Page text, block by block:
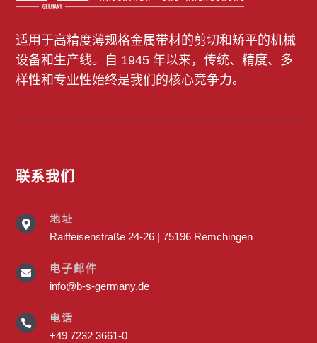
适用于高精度薄规格金属带材的剪切和矫平的机械
设备和生产线。自 1945 年以来，传统、精度、多
样性和专业性始终是我们的核心竞争力。
联系我们

地址
Raiffeisenstraße 24-26 | 75196 Remchingen

电子邮件
info@b-s-germany.de

电话
+49 7232 3661-0